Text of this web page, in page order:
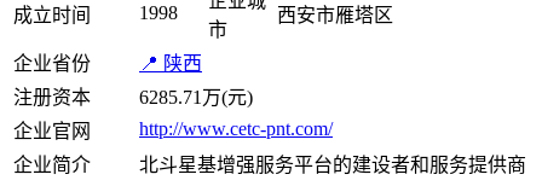
成立时间 1998
市
西安市雁塔区
企业省份
📍 陕西
注册资本
6285.71万(元)
企业官网
http://www.cetc-pnt.com/
企业简介
北斗星基增强服务平台的建设者和服务提供商